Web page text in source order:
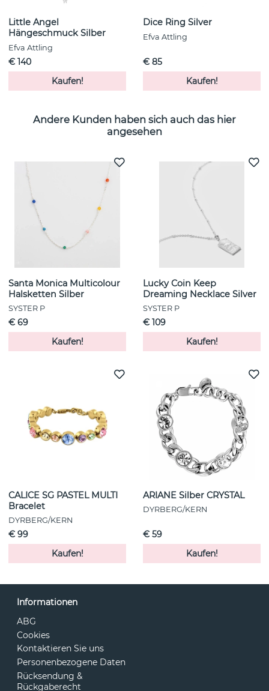
Little Angel
Hängeschmuck Silber
Efva Attling
€ 140
Kaufen!
Dice Ring Silver
Efva Attling
€ 85
Kaufen!
Andere Kunden haben sich auch das hier
angesehen
Santa Monica Multicolour
Halsketten Silber
SYSTER P
€ 69
Kaufen!
Lucky Coin Keep
Dreaming Necklace Silver
SYSTER P
€ 109
Kaufen!
CALICE SG PASTEL MULTI
Bracelet
DYRBERG/KERN
€ 99
Kaufen!
ARIANE Silber CRYSTAL
DYRBERG/KERN
€ 59
Kaufen!
Informationen
ABG
Cookies
Kontaktieren Sie uns
Personenbezogene Daten
Rücksendung &
Rückgaberecht